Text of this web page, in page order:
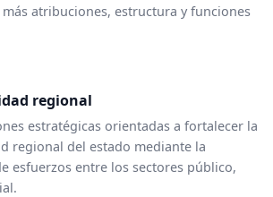
atribuciones, estructura y funciones
regional
estratégicas orientadas a fortalecer la
regional del estado mediante la
esfuerzos entre los sectores público,